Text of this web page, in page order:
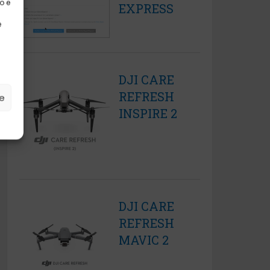
e
EXPRESS
DJI CARE
REFRESH
INSPIRE 2
DJI CARE
REFRESH
MAVIC 2